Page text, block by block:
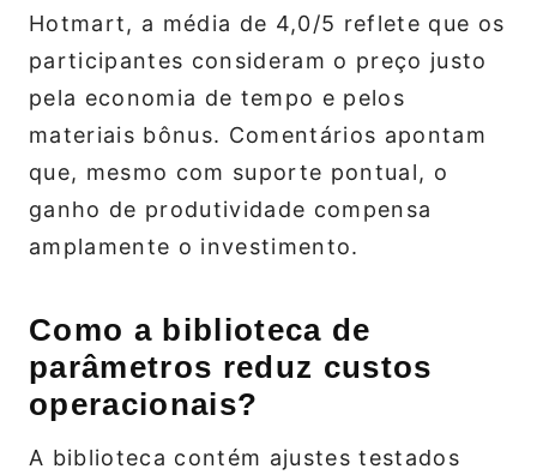
Hotmart, a média de 4,0/5 reflete que os
participantes consideram o preço justo
pela economia de tempo e pelos
materiais bônus. Comentários apontam
que, mesmo com suporte pontual, o
ganho de produtividade compensa
amplamente o investimento.
Como a biblioteca de
parâmetros reduz custos
operacionais?
A biblioteca contém ajustes testados